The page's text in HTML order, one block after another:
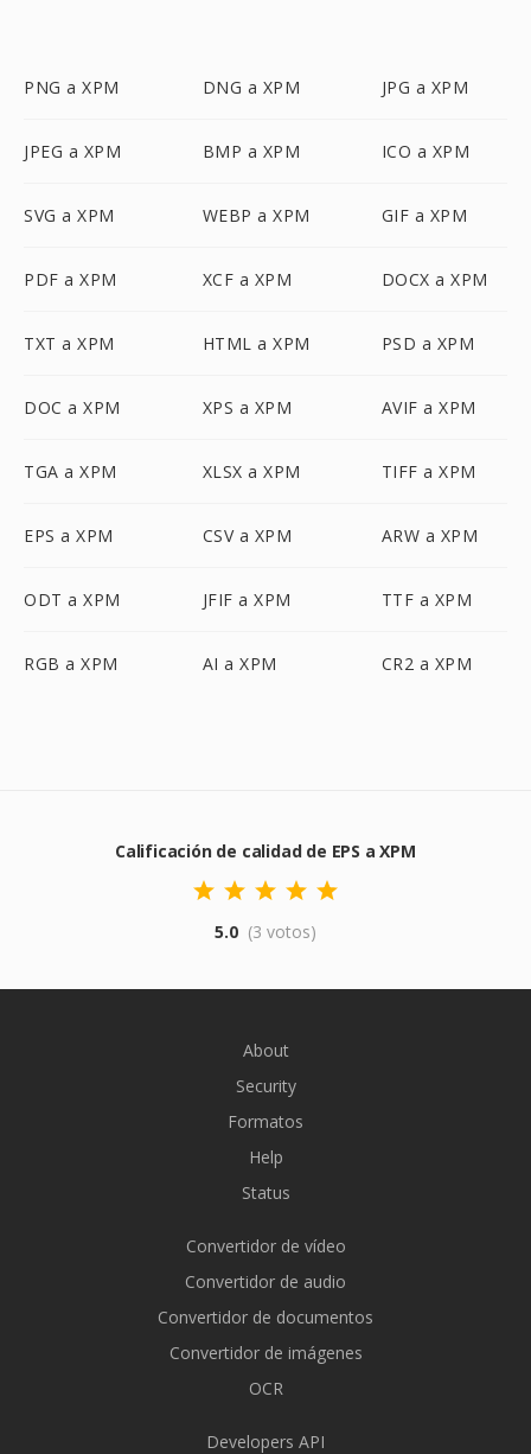
PNG a XPM DNG a XPM JPG a XPM
JPEG a XPM BMP a XPM ICO a XPM
SVG a XPM WEBP a XPM GIF a XPM
PDF a XPM XCF a XPM DOCX a XPM
TXT a XPM HTML a XPM PSD a XPM
DOC a XPM XPS a XPM AVIF a XPM
TGA a XPM XLSX a XPM TIFF a XPM
EPS a XPM CSV a XPM ARW a XPM
ODT a XPM JFIF a XPM TTF a XPM
RGB a XPM AI a XPM CR2 a XPM
Calificación de calidad de EPS a XPM
5.0 (3 votos)
About
Security
Formatos
Help
Status
Convertidor de vídeo
Convertidor de audio
Convertidor de documentos
Convertidor de imágenes
OCR
Developers API